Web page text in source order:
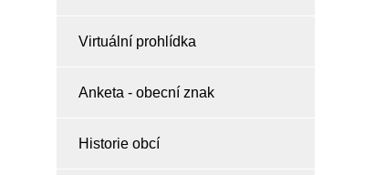
Virtuální prohlídka
Anketa - obecní znak
Historie obcí